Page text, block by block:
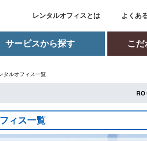
レンタルオフィスとは よくあ
サービスから探す こ
タルオフィス一覧
ィス一覧